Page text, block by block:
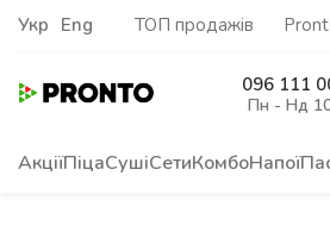
Укр Eng ТОП продажів
096 111
Пн - Нд
АкціїПіцаСушіСетиКомбоНапої